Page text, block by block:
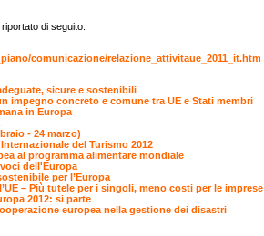
di seguito.
comunicazione/relazione_attivitaue_2011_it.htm
sicure e sostenibili
impegno concreto e comune tra UE e Stati membri
in Europa
- 24 marzo)
del Turismo 2012
al programma alimentare mondiale
dell'Europa
per l’Europa
– Più tutele per i singoli, meno costi per le imprese
2012: si parte
europea nella gestione dei disastri